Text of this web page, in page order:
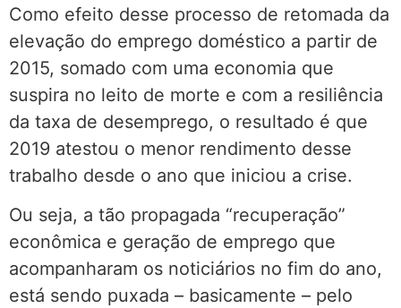
Como efeito desse processo de retomada da
elevação do emprego doméstico a partir de
2015, somado com uma economia que
suspira no leito de morte e com a resiliência
da taxa de desemprego, o resultado é que
2019 atestou o menor rendimento desse
trabalho desde o ano que iniciou a crise.
Ou seja, a tão propagada “recuperação”
econômica e geração de emprego que
acompanharam os noticiários no fim do ano,
está sendo puxada – basicamente – pelo